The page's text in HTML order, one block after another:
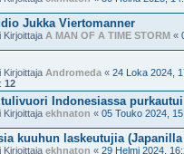
Jukka Viertomanner
Kirjoittaja A MAN OF A TIME STORM «
Kirjoittaja Andromeda « 24 Loka 2024,
12
Indonesiassa
Kirjoittaja ekhnaton « 05 Touko 2024,
kuuhun laskeutujia
Kirjoittaja ekhnaton « 29 Helmi 2024,